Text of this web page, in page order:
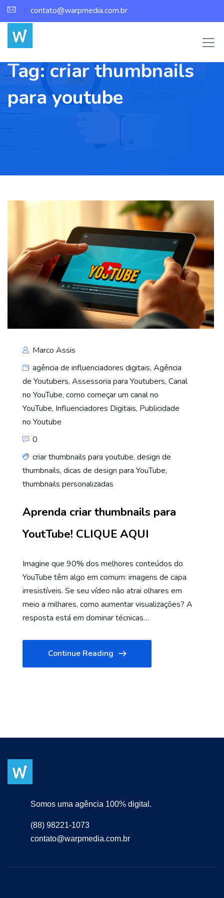
contato@warpmedia.com.br
Tag:criar thumbnails
para youtube
Marco Assis
agência de influenciadores digitais, Agência
de Youtubers, Assessoria para Youtubers, Canal
no YouTube, como começar um canal no
YouTube, Influenciadores Digitais, Publicidade
no Youtube
0
criar thumbnails para youtube, design de
thumbnails, dicas de design para YouTube,
thumbnails personalizadas
Aprenda criar thumbnails para
YoutTube! CLIQUE AQUI
Imagine que 90% dos melhores conteúdos do
YouTube têm algo em comum: imagens de capa
irresistíveis. Se seu vídeo não atrai olhares em
meio a milhares, como aumentar visualizações? A
resposta está em dominar técnicas…
Continue Reading
Somos uma agência 100% digital.
(88) 98221-1073
contato@warpmedia.com.br